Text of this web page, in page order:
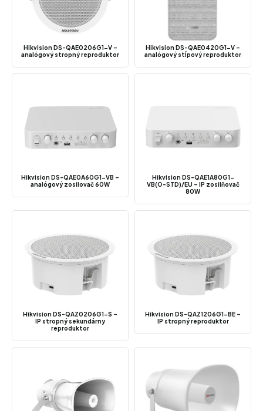
Hikvision DS-QAE0206G1-V –
analógový stropný reproduktor
Hikvision DS-QAE0420G1-V –
analógový stĺpový reproduktor
Hikvision DS-QAE0A60G1-VB –
analógový zosilovač 60W
Hikvision DS-QAE1A80G1-
VB(O-STD)/EU – IP zosilňovač
80W
Hikvision DS-QAZ0206G1-S –
IP stropný sekundárny
reproduktor
Hikvision DS-QAZ1206G1-BE –
IP stropný reproduktor